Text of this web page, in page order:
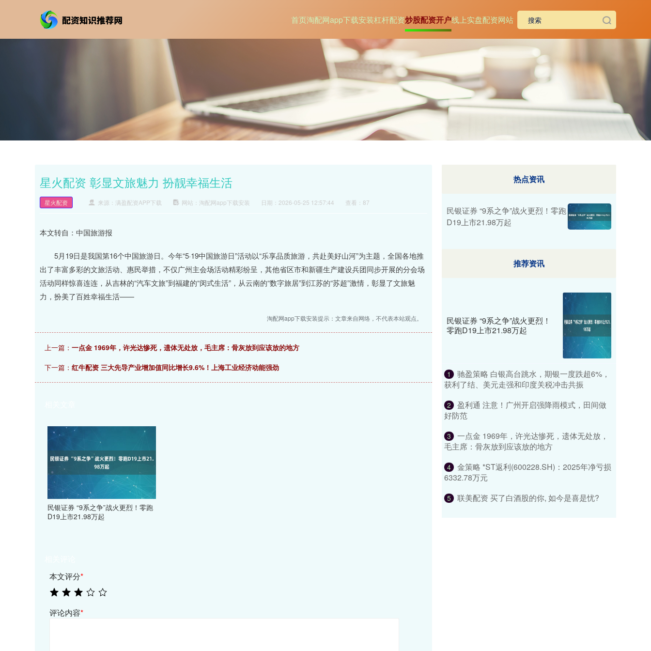
首页淘配网app下载安装杠杆配资炒股配资开户线上实盘配资网站
星火配资 彰显文旅魅力 扮靓幸福生活
星火配资 来源：满盈配资APP下载 网站：淘配网app下载安装 日期：2026-05-25 12:57:44 查看：87
本文转自：中国旅游报
5月19日是我国第16个中国旅游日。今年“5·19中国旅游日”活动以“乐享品质旅游，共赴美好山河”为主题，全国各地推
出了丰富多彩的文旅活动、惠民举措，不仅广州主会场活动精彩纷呈，其他省区市和新疆生产建设兵团同步开展的分会场
活动同样惊喜连连，从吉林的“汽车文旅”到福建的“闵式生活”，从云南的“数字旅居”到江苏的“苏超”激情，彰显了文旅魅
力，扮美了百姓幸福生活——
淘配网app下载安装提示：文章来自网络，不代表本站观点。
上一篇： 一点金 1969年，许光达惨死，遗体无处放，毛主席：骨灰放到应该放的地方
下一篇： 红牛配资 三大先导产业增加值同比增长9.6%！上海工业经济动能强劲
民银证券 “9系之争”战火更烈！零跑
D19上市21.98万起
本文评分*
评论内容*
热点资讯
民银证券 “9系之争”战火更烈！零跑
D19上市21.98万起
推荐资讯
民银证券 “9系之争”战火更烈！
零跑D19上市21.98万起
1
驰盈策略 白银高台跳水，期银一度跌超6%，
获利了结、美元走强和印度关税冲击共振
2
盈利通 注意！广州开启强降雨模式，田间做
好防范
3
一点金 1969年，许光达惨死，遗体无处放，
毛主席：骨灰放到应该放的地方
4
金策略 *ST返利(600228.SH)：2025年净亏损
6332.78万元
5 联美配资 买了白酒股的你, 如今是喜是忧?